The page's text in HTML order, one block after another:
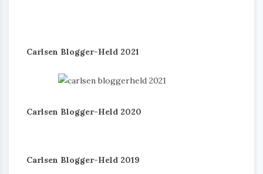
Carlsen Blogger-Held 2021
Carlsen Blogger-Held 2020
Carlsen Blogger-Held 2019